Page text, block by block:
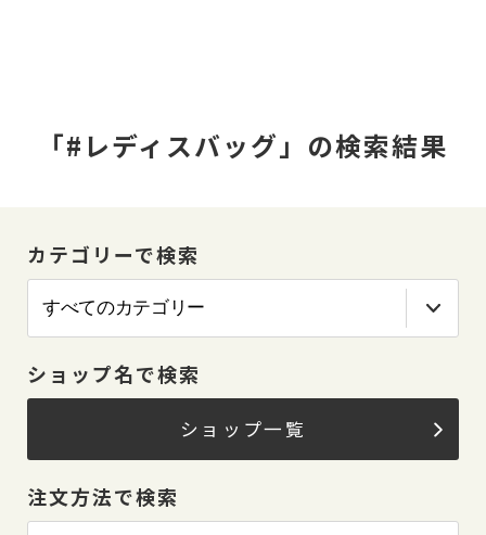
「#レディスバッグ」の検索結果
カテゴリーで検索
ショップ名で検索
ショップ一覧
注文方法で検索